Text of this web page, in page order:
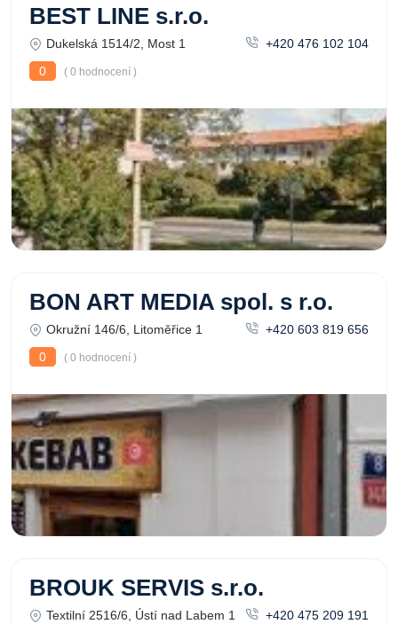
BEST LINE s.r.o.
Dukelská 1514/2, Most 1
+420 476 102 104
0
( 0 hodnocení )
BON ART MEDIA spol. s r.o.
Okružní 146/6, Litoměřice 1
+420 603 819 656
0
( 0 hodnocení )
BROUK SERVIS s.r.o.
Textilní 2516/6, Ústí nad Labem 1
+420 475 209 191